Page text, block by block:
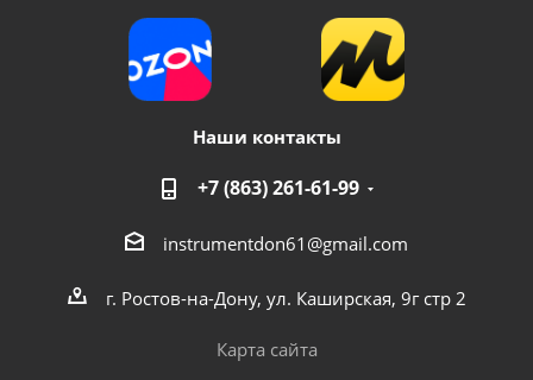
Наши контакты
+7 (863) 261-61-99
instrumentdon61@gmail.com
г. Ростов-на-Дону, ул. Каширская, 9г стр 2
Карта сайта